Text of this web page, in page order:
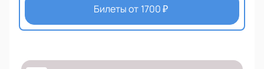
Билеты от 1700₽